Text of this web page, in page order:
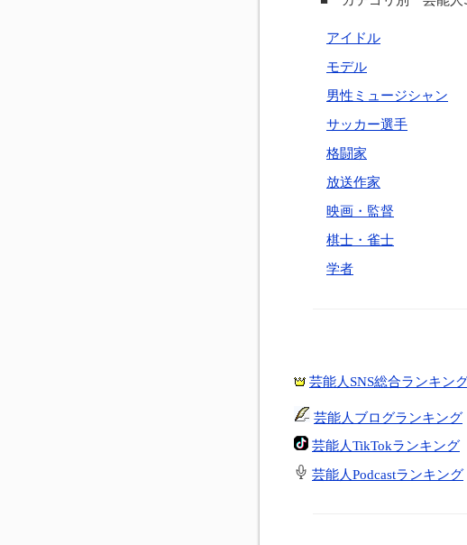
アイドル
モデル
男性ミュージシャン
サッカー選手
格闘家
放送作家
映画・監督
棋士・雀士
学者
芸能人SNS総合ランキン
芸能人ブログランキング
芸能人TikTokランキング
芸能人Podcastランキング